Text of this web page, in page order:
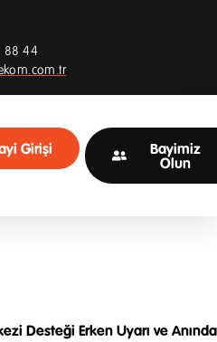
88 44
Girişi
Bayimiz
Olun
Desteği Erken Uyarı ve Anında